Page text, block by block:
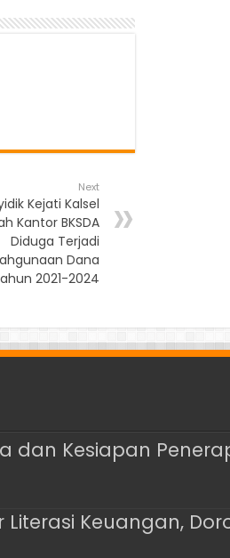
Next
Kejati Kalsel
Kantor BKSDA
Diduga Terjadi
Dana
2021-2024
dan Kesiapan
Keuangan,